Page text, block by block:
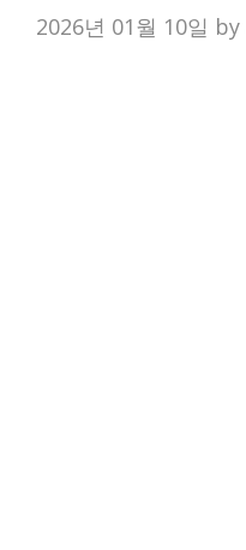
2026년 01월 10일 by